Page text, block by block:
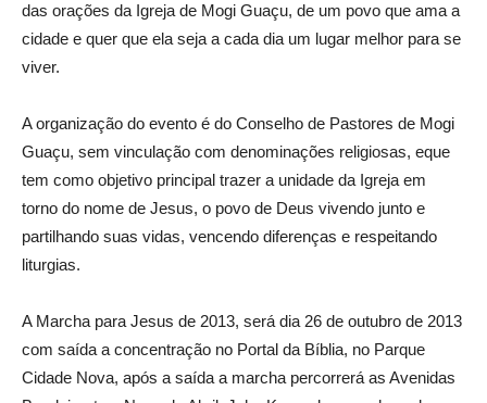
das orações da Igreja de Mogi Guaçu, de um povo que ama a
cidade e quer que ela seja a cada dia um lugar melhor para se
viver.
A organização do evento é do Conselho de Pastores de Mogi
Guaçu, sem vinculação com denominações religiosas, eque
tem como objetivo principal trazer a unidade da Igreja em
torno do nome de Jesus, o povo de Deus vivendo junto e
partilhando suas vidas, vencendo diferenças e respeitando
liturgias.
A Marcha para Jesus de 2013, será dia 26 de outubro de 2013
com saída a concentração no Portal da Bíblia, no Parque
Cidade Nova, após a saída a marcha percorrerá as Avenidas